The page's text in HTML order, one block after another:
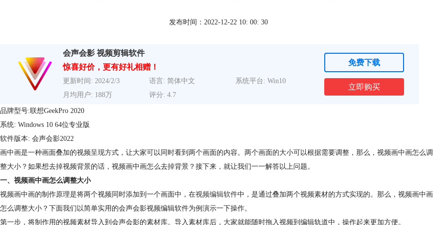
发布时间：2022-12-22 10: 00: 30
会声会影 视频剪辑软件
惊喜好价，更有好礼相赠！
更新时间: 2024/2/3 语言: 简体中文
系统平台: Win10
月均用户: 188万
评分: 4.7
免费下载
立即购买
品牌型号:联想GeekPro 2020
系统: Windows 10 64位专业版
软件版本: 会声会影2022
画中画是一种画面叠加的视频呈现方式，让大家可以同时看到两个画面的内容。两个画面的大小可以根据需要调整，那么，视频画中画怎么调
整大小？如果想去掉视频背景的话，视频画中画怎么去掉背景？接下来，就让我们一一解答以上问题。
一、视频画中画怎么调整大小
视频画中画的制作原理是将两个视频同时添加到一个画面中，在视频编辑软件中，是通过叠加两个视频素材的方式实现的。那么，视频画中画
怎么调整大小？下面我们以简单实用的会声会影视频编辑软件为例演示一下操作。
第一步，将制作用的视频素材导入到会声会影的素材库。导入素材库后，大家就能随时拖入视频到编辑轨道中，操作起来更加方便。